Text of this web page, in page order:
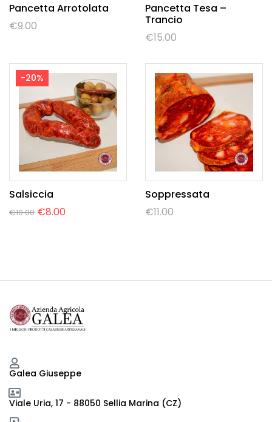
Pancetta Arrotolata
€9.00
Pancetta Tesa –
Trancio
€15.00
-20%
Salsiccia
€10.00 €8.00
Soppressata
€11.00
Galea Giuseppe
Viale Uria, 17 - 88050 Sellia Marina (CZ)